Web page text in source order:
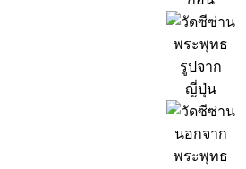
พระพุทธ
รูปจาก
ญี่ปุ่น
นอกจาก
พระพุทธ